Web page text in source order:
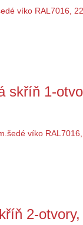
skříň 1-
2-